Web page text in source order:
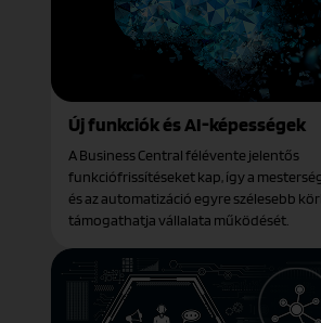
Új funkciók és AI-képességek
A Business Central félévente jelentős
funkciófrissítéseket kap, így a
és az automatizáció egyre szélesebb
támogathatja vállalata működését.